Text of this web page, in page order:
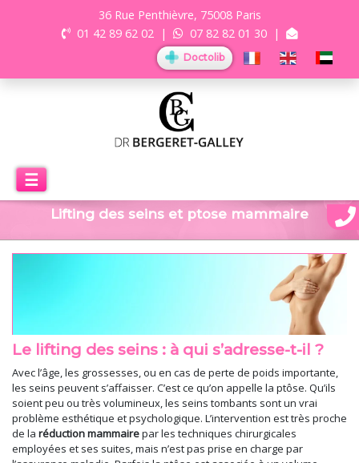
36 Rue Penthièvre, 75008 Paris
01 42 89 62 02 | 07 82 82 01 30 |
Doctolib
☰
Lifting des seins et ptose mammaire
Le lifting des seins : à qui s’adresse-t-il ?
Avec l’âge, les grossesses, ou en cas de perte de poids importante,
les seins peuvent s’affaisser. C’est ce qu’on appelle la ptôse. Qu’ils
soient peu ou très volumineux, les seins tombants sont un vrai
problème esthétique et psychologique. L’intervention est très proche
de la réduction mammairepar les techniques chirurgicales
employées et ses suites, mais n’est pas prise en charge par